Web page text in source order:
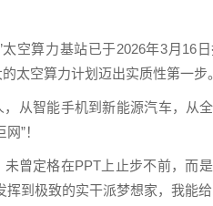
太空算力基站已于2026年3月16
太空算力计划迈出实质性第一步。
，从智能手机到新能源汽车，从
”！
曾定格在PPT上止步不前，而
挥到极致的实干派梦想家，我能给